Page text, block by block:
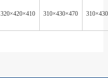
320×420×410 310×430×470 310